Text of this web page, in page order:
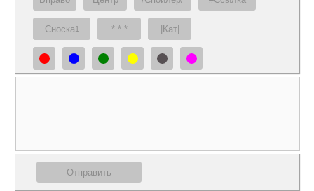
Сноска1 * * * |Кат|